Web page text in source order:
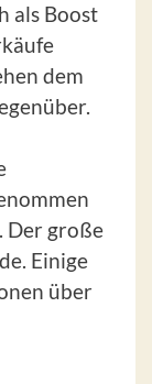
als Boost
dem
Der große
Einige
über